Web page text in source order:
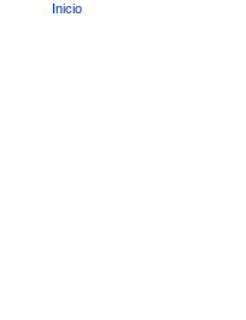
Inicio